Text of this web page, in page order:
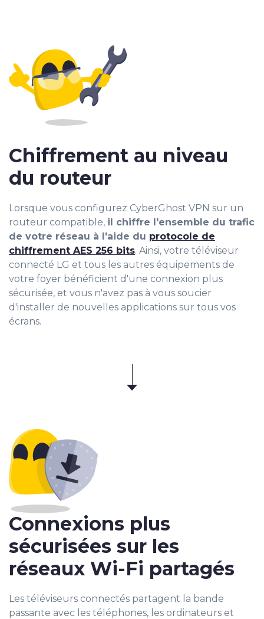
Lorsque vous configurez CyberGhost VPN sur un
routeur compatible, il chiffre l'ensemble du trafic
de votre réseau à l'aide du protocole de
chiffrement AES 256 bits. Ainsi, votre téléviseur
connecté LG et tous les autres équipements de
votre foyer bénéficient d'une connexion plus
sécurisée, et vous n'avez pas à vous soucier
d'installer de nouvelles applications sur tous vos
écrans.
Chiffrement au niveau
du routeur
Connexions plus
sécurisées sur les
réseaux Wi-Fi partagés
Les téléviseurs connectés partagent la bande
passante avec les téléphones, les ordinateurs et